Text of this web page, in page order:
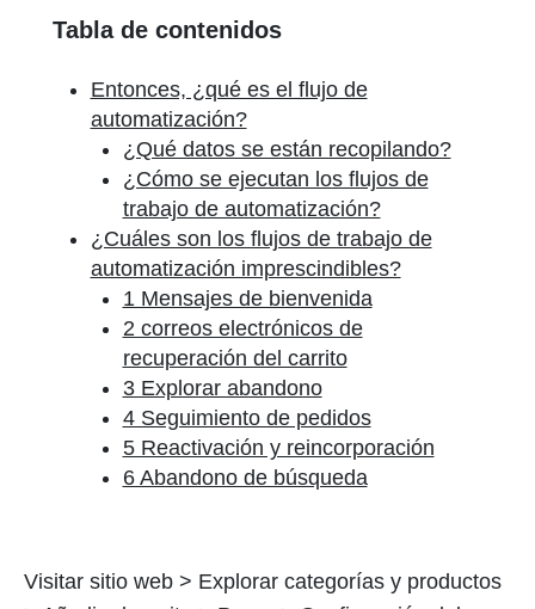
Tabla de contenidos
Entonces, ¿qué es el flujo de
automatización?
¿Qué datos se están recopilando?
¿Cómo se ejecutan los flujos de
trabajo de automatización?
¿Cuáles son los flujos de trabajo de
automatización imprescindibles?
1 Mensajes de bienvenida
2 correos electrónicos de
recuperación del carrito
3 Explorar abandono
4 Seguimiento de pedidos
5 Reactivación y reincorporación
6 Abandono de búsqueda
Visitar sitio web > Explorar categorías y productos